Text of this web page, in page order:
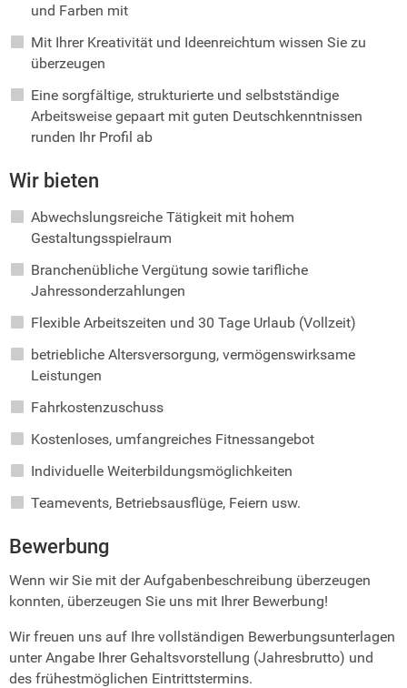
und Farben mit
Mit Ihrer Kreativität und Ideenreichtum wissen Sie zu
überzeugen
Eine sorgfältige, strukturierte und selbstständige
Arbeitsweise gepaart mit guten Deutschkenntnissen
runden Ihr Profil ab
Wir bieten
Abwechslungsreiche Tätigkeit mit hohem
Gestaltungsspielraum
Branchenübliche Vergütung sowie tarifliche
Jahressonderzahlungen
Flexible Arbeitszeiten und 30 Tage Urlaub (Vollzeit)
betriebliche Altersversorgung, vermögenswirksame
Leistungen
Fahrkostenzuschuss
Kostenloses, umfangreiches Fitnessangebot
Individuelle Weiterbildungsmöglichkeiten
Teamevents, Betriebsausflüge, Feiern usw.
Bewerbung
Wenn wir Sie mit der Aufgabenbeschreibung überzeugen
konnten, überzeugen Sie uns mit Ihrer Bewerbung!
Wir freuen uns auf Ihre vollständigen Bewerbungsunterlagen
unter Angabe Ihrer Gehaltsvorstellung (Jahresbrutto) und
des frühestmöglichen Eintrittstermins.